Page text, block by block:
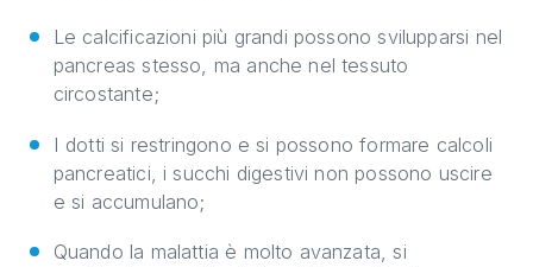
Le calcificazioni più grandi possono svilupparsi nel
pancreas stesso, ma anche nel tessuto
circostante;
I dotti si restringono e si possono formare calcoli
pancreatici, i succhi digestivi non possono uscire
e si accumulano;
Quando la malattia è molto avanzata, si